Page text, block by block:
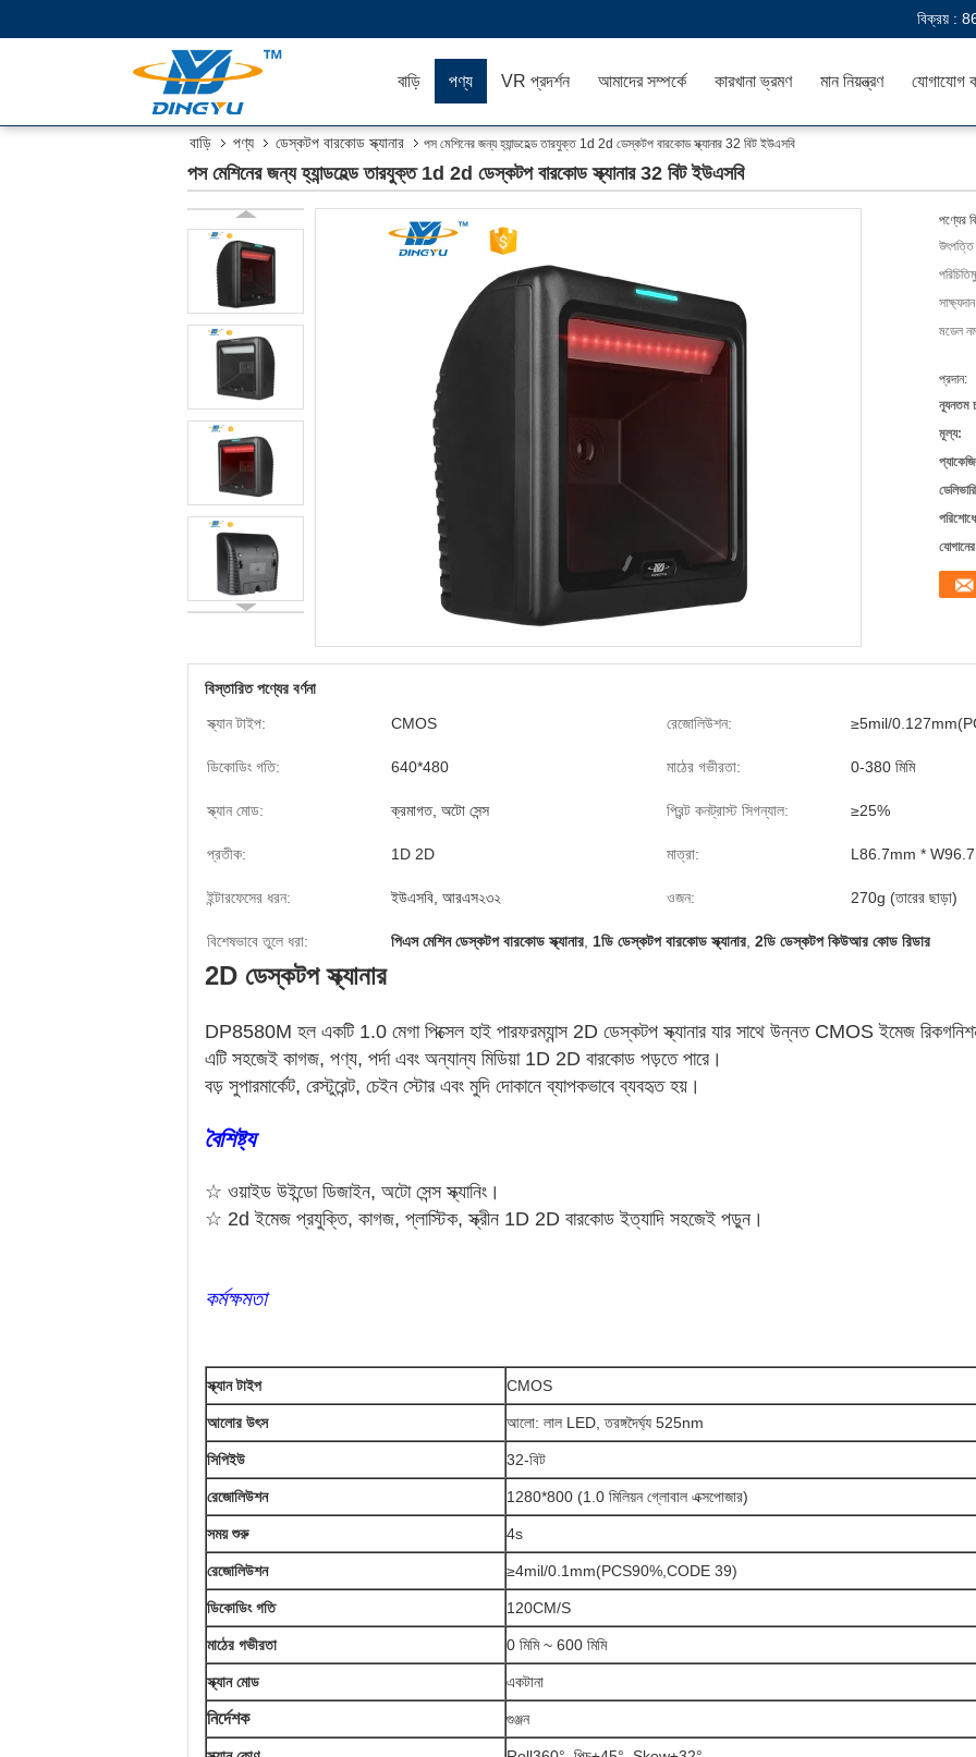
বিক্রয় :
বাড়ি পণ্য VR প্রদর্শন আমাদের সম্পর্কে কারখানা ভ্রমণ মান নিয়ন্ত্রণ যোগাযোগ
বাড়ি পণ্য ডেস্কটপ বারকোড স্ক্যানার পস মেশিনের জন্য হ্যান্ডহেল্ড তারযুক্ত 1d 2d ডেস্কটপ বারকোড স্ক্যানার 32 বিট ইউএসবি
পস মেশিনের জন্য হ্যান্ডহেল্ড তারযুক্ত 1d 2d ডেস্কটপ বারকোড স্ক্যানার 32 বিট ইউএসবি
পণ্যের
মডেল
প্রদান:
ন্যূনতম
মূল্য:
বিস্তারিত পণ্যের বর্ণনা
স্ক্যান টাইপ:
CMOS রেজোলিউশন: ≥5mil/
ডিকোডিং গতি: 640*480 মাঠের গভীরতা: 0-380 মিমি
স্ক্যান মোড: ক্রমাগত, অটো সেন্স প্রিন্ট কনট্রাস্ট সিগন্যাল: ≥25%
প্রতীক: 1D 2D মাত্রা: L86.7mm *
ইন্টারফেসের ধরন: ইউএসবি, আরএস২৩২ ওজন: 270g (তারের ছাড়া)
বিশেষভাবে তুলে ধরা: পিএস মেশিন ডেস্কটপ বারকোড স্ক্যানার 1ডি ডেস্কটপ বারকোড স্ক্যানার 2ডি ডেস্কটপ কিউআর কোড রিডার
2D ডেস্কটপ স্ক্যানার
DP8580M হল একটি 1.0 মেগা পিক্সেল হাই পারফরম্যান্স 2D ডেস্কটপ স্ক্যানার যার সাথে উন্নত CMOS ইমেজ
এটি সহজেই কাগজ, পণ্য, পর্দা এবং অন্যান্য মিডিয়া 1D 2D বারকোড পড়তে পারে।
বড় সুপারমার্কেট, রেস্টুরেন্ট, চেইন স্টোর এবং মুদি দোকানে ব্যাপকভাবে ব্যবহৃত হয়।
বৈশিষ্ট্য
☆ ওয়াইড উইন্ডো ডিজাইন, অটো সেন্স স্ক্যানিং।
☆ 2d ইমেজ প্রযুক্তি, কাগজ, প্লাস্টিক, স্ক্রীন 1D 2D বারকোড ইত্যাদি সহজেই পড়ুন।
কর্মক্ষমতা
স্ক্যান টাইপ CMOS
আলোর উৎস আলো: লাল LED, তরঙ্গদৈর্ঘ্য 525nm
সিপিইউ 32-বিট
রেজোলিউশন 1280*800 (1.0 মিলিয়ন গ্লোবাল এক্সপোজার)
সময় শুরু 4s
রেজোলিউশন ≥4mil/0.1mm(PCS90%,CODE 39)
ডিকোডিং গতি 120CM/S
মাঠের গভীরতা 0 মিমি ~ 600 মিমি
স্ক্যান মোড একটানা
নির্দেশক গুঞ্জন